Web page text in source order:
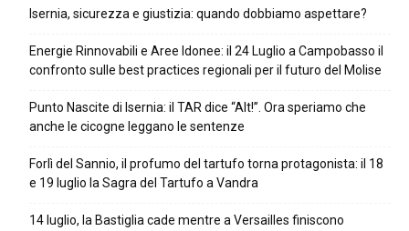
Isernia, sicurezza e giustizia: quando dobbiamo aspettare?
Energie Rinnovabili e Aree Idonee: il 24 Luglio a Campobasso il
confronto sulle best practices regionali per il futuro del Molise
Punto Nascite di Isernia: il TAR dice “Alt!”. Ora speriamo che
anche le cicogne leggano le sentenze
Forlì del Sannio, il profumo del tartufo torna protagonista: il 18
e 19 luglio la Sagra del Tartufo a Vandra
14 luglio, la Bastiglia cade mentre a Versailles finiscono